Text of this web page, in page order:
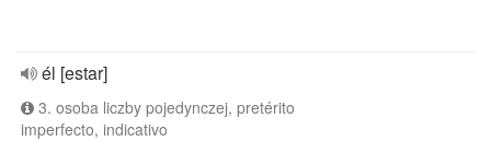
él [estar]
3. osoba liczby pojedynczej, pretérito
imperfecto, indicativo